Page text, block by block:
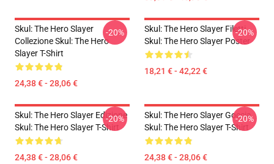
Skul: The Hero Slayer
Collezione Skul: The Hero
Slayer T-Shirt
24,38 € - 28,06 €
-20%
Skul: The Hero Slayer Filetti
Skul: The Hero Slayer Poster
18,21 € - 42,22 €
-20%
Skul: The Hero Slayer Edizione
Skul: The Hero Slayer T-Shirt
24,38 € - 28,06 €
-20%
Skul: The Hero Slayer Goccia
Skul: The Hero Slayer T-Shirt
24,38 € - 28,06 €
-20%